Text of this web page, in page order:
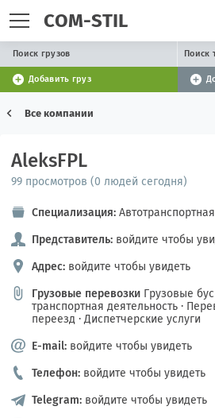
COM-STIL
Поиск грузов Поиск
Добавить груз
Все компании
AleksFPL
99 просмотров (0 людей сегодня)
Специализация:
Представитель: войдите чтобы
Адрес: войдите чтобы увидеть
Грузовые перевозки Грузовые
транспортная деятельность ·
переезд ·Диспетчерские услуги
E-mail: войдите чтобы увидеть
Телефон: войдите чтобы увидеть
Telegram: войдите чтобы увидеть